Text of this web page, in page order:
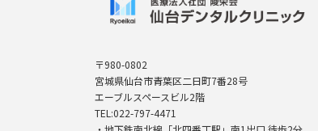
〒980-0802
宮城県仙台市青葉区二日町7番28号
エーブルスペースビル2階
TEL:022-797-4471